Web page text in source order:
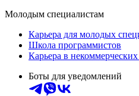
Молодым специалистам
Карьера для молодых
Школа программистов
Карьера в
Боты для уведомлений